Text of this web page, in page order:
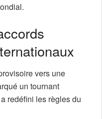
vers une
un tournant
redéfini les règles du